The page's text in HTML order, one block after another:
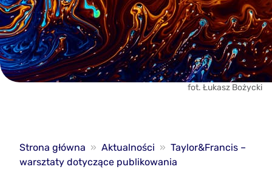
fot. Łukasz Bożycki
Strona główna » Aktualności » Taylor&Francis –
warsztaty dotyczące publikowania